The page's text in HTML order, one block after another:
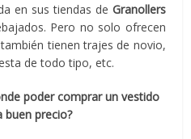
en sus tiendas de Granollers
Pero no solo ofrecen
tienen trajes de novio,
de todo tipo, etc.
poder comprar un vestido
buen precio?